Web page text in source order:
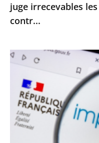
le
Conseil
juge
irrecevables
recours
d’associations
contr...
juge irrecevables
contr...
Impôt
revenu
le